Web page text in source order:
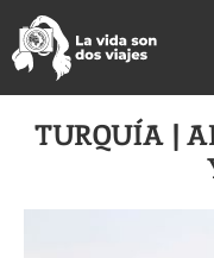
TURQUÍA |